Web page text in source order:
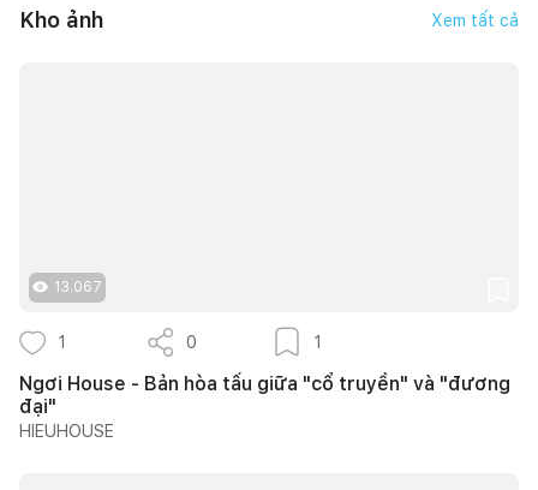
Kho ảnh Xem tất cả
13.067
1 0 1
Ngơi House - Bản hòa tấu giữa "cổ truyền" và "đương
đại"
HIEUHOUSE